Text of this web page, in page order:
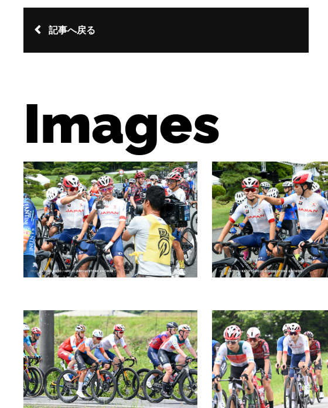
記事へ戻る
Images